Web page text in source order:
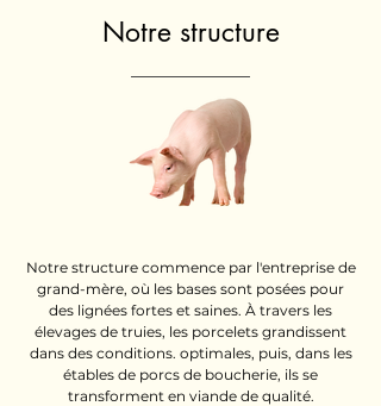
Notre structure
Notre structure commence par l'entreprise de
grand-mère, où les bases sont posées pour
des lignées fortes et saines. À travers les
élevages de truies, les porcelets grandissent
dans des conditions. optimales, puis, dans les
étables de porcs de boucherie, ils se
transforment en viande de qualité.